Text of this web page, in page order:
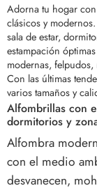
Adorna tu hogar
clásicos y
sala de estar,
estampación
modernas,
Con las últimas
varios tamaños y
Alfombrillas con
dormitorios y
Alfombra
con el medio
desvanecen,